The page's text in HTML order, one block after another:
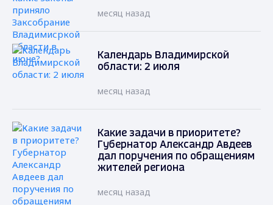
месяц назад
Календарь Владимирской
области: 2 июля
месяц назад
Какие задачи в приоритете?
Губернатор Александр Авдеев
дал поручения по обращениям
жителей региона
месяц назад